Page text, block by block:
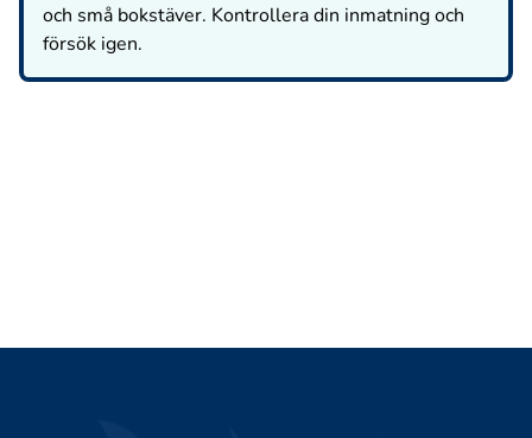
och små bokstäver. Kontrollera din inmatning och
försök igen.